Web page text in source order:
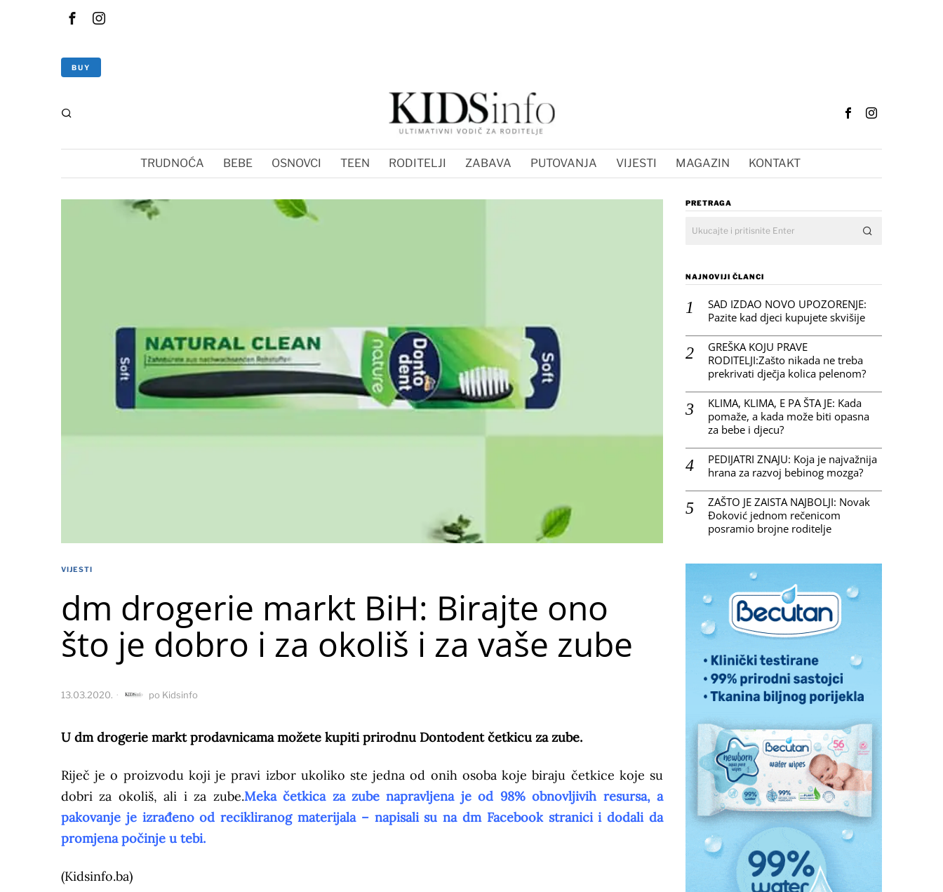
BUY
TRUDNOĆA BEBE OSNOVCI TEEN RODITELJI ZABAVA PUTOVANJA VIJESTI MAGAZIN KONTAKT
VIJESTI
dm drogerie markt BiH: Birajte ono
što je dobro i za okoliš i za vaše zube
13.03.2020. po Kidsinfo
U dm drogerie markt prodavnicama možete kupiti prirodnu Dontodent četkicu za zube.
Riječ je o proizvodu koji je pravi izbor ukoliko ste jedna od onih osoba koje biraju četkice koje su
dobri za okoliš, ali i za zube.Meka četkica za zube napravljena je od 98% obnovljivih resursa, a
pakovanje je izrađeno od recikliranog materijala – napisali su na dm Facebook stranici i dodali da
promjena počinje u tebi.
(Kidsinfo.ba)
PRETRAGA
NAJNOVIJI ČLANCI
SAD IZDAO NOVO UPOZORENJE:
Pazite kad djeci kupujete skvišije
GREŠKA KOJU PRAVE
RODITELJI:Zašto nikada ne treba
prekrivati dječja kolica pelenom?
KLIMA, KLIMA, E PA ŠTA JE: Kada
pomaže, a kada može biti opasna
za bebe i djecu?
PEDIJATRI ZNAJU: Koja je najvažnija
hrana za razvoj bebinog mozga?
ZAŠTO JE ZAISTA NAJBOLJI: Novak
Đoković jednom rečenicom
posramio brojne roditelje